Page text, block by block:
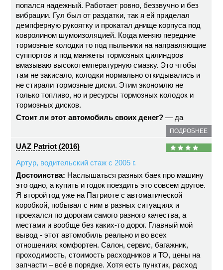
попался надежный. Работает ровно, беззвучно и без
вибрации. Гул был от раздатки, так я ей приделал
демпферную рукоятку и прокатал днище корпуса под
ковролином шумоизоляцией. Когда меняю передние
тормозные колодки то под пыльники на направляющие
суппортов и под манжеты тормозных цилиндров
вмазываю высокотемпературную смазку. Это чтобы
там не закисало, колодки нормально откидывались и
не стирали тормозные диски. Этим экономлю не
только топливо, но и ресурсы тормозных колодок и
тормозных дисков.
Стоит ли этот автомобиль своих денег? — да
ПОДРОБНЕЕ
UAZ Patriot (2016)
Артур, водительский стаж с 2005 г.
Достоинства: Наслышаться разных баек про машину
это одно, а купить и годок поездить это совсем другое.
Я второй год уже на Патриоте с автоматической
коробкой, побывал с ним в разных ситуациях и
проехался по дорогам самого разного качества, а
местами и вообще без каких-то дорог. Главный мой
вывод - этот автомобиль реально и во всех
отношениях комфортен. Салон, сервис, багажник,
проходимость, стоимость расходников и ТО, цены на
запчасти – всё в порядке. Хотя есть пунктик, расход